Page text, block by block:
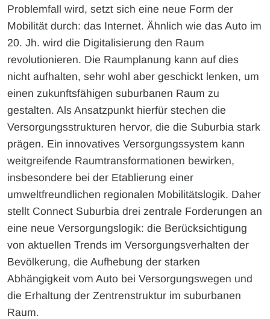
Problemfall wird, setzt sich eine neue Form der
Mobilität durch: das Internet. Ähnlich wie das Auto im
20. Jh. wird die Digitalisierung den Raum
revolutionieren. Die Raumplanung kann auf dies
nicht aufhalten, sehr wohl aber geschickt lenken, um
einen zukunftsfähigen suburbanen Raum zu
gestalten. Als Ansatzpunkt hierfür stechen die
Versorgungsstrukturen hervor, die die Suburbia stark
prägen. Ein innovatives Versorgungssystem kann
weitgreifende Raumtransformationen bewirken,
insbesondere bei der Etablierung einer
umweltfreundlichen regionalen Mobilitätslogik. Daher
stellt Connect Suburbia drei zentrale Forderungen an
eine neue Versorgungslogik: die Berücksichtigung
von aktuellen Trends im Versorgungsverhalten der
Bevölkerung, die Aufhebung der starken
Abhängigkeit vom Auto bei Versorgungswegen und
die Erhaltung der Zentrenstruktur im suburbanen
Raum.